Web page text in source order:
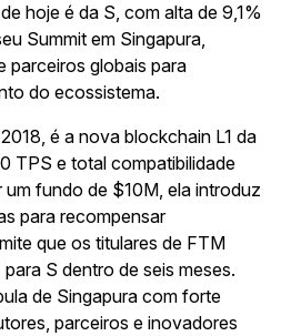
hoje é da S, com alta de 9,1%
Summit em Singapura,
parceiros globais para
do ecossistema.
é a nova blockchain L1 da
TPS e total compatibilidade
fundo de $10M, ela introduz
para recompensar
que os titulares de FTM
S dentro de seis meses.
de Singapura com forte
parceiros e inovadores